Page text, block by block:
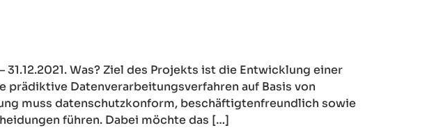
Was? Ziel des Projekts ist die Entwicklung einer
Datenverarbeitungsverfahren auf Basis von
muss datenschutzkonform, beschäftigtenfreundlich sowie
führen. Dabei möchte das […]